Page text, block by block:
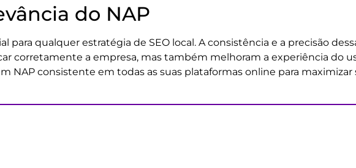
do NAP
para qualquer estratégia de SEO local. A consistência e a precisão
corretamente a empresa, mas também melhoram a experiência do
NAP consistente em todas as suas plataformas online para maximizar